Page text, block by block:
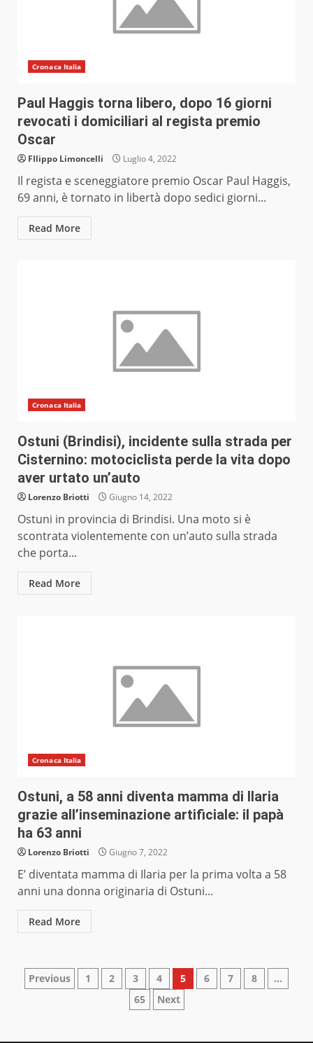
Cronaca Italia
Paul Haggis torna libero, dopo 16 giorni
revocati i domiciliari al regista premio
Oscar
FIlippo Limoncelli Luglio 4, 2022
Il regista e sceneggiatore premio Oscar Paul Haggis,
69 anni, è tornato in libertà dopo sedici giorni...
Read More
Cronaca Italia
Ostuni (Brindisi), incidente sulla strada per
Cisternino: motociclista perde la vita dopo
aver urtato un’auto
Lorenzo Briotti Giugno 14, 2022
Ostuni in provincia di Brindisi. Una moto si è
scontrata violentemente con un’auto sulla strada
che porta...
Read More
Cronaca Italia
Ostuni, a 58 anni diventa mamma di Ilaria
grazie all’inseminazione artificiale: il papà
ha 63 anni
Lorenzo Briotti Giugno 7, 2022
E’ diventata mamma di Ilaria per la prima volta a 58
anni una donna originaria di Ostuni...
Read More
Paginazione
articoli
Previous 1 2 3 4 5 6 7 8
…
65
Next